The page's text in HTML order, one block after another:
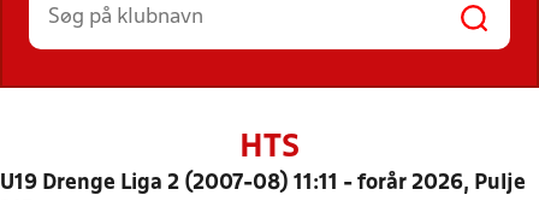
HTS
U19 Drenge Liga 2 (2007-08) 11:11 - forår 2026, Pulje